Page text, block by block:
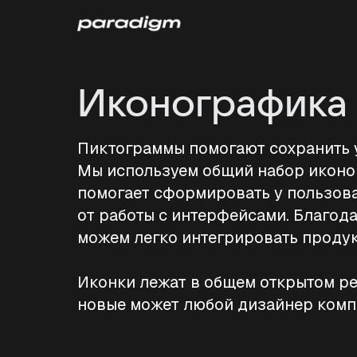
Иконографика
Пиктограммы помогают сохранить
Мы используем общий набор
помогает сформировать у
от работы с интерфейсами.
можем легко интегрировать
Иконки лежат в общем открытом
новые может любой дизайнер